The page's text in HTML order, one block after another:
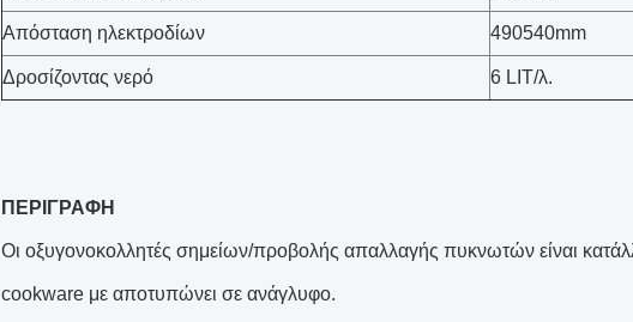
Απόσταση ηλεκτροδίων 490540mm
Δροσίζοντας νερό 6 LIT/λ.
ΠΕΡΙΓΡΑΦΗ
Οι οξυγονοκολλητές σημείων/προβολής απαλλαγής πυκνωτών είναι
cookware με αποτυπώνει σε ανάγλυφο.